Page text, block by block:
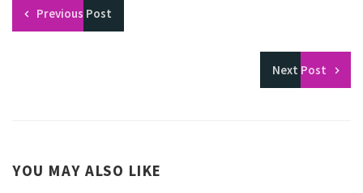
Previous Post
Next Post
YOU MAY ALSO LIKE